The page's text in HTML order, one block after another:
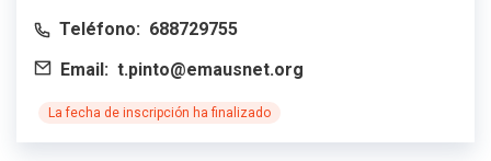
Teléfono: 688729755
Email: t.pinto@emausnet.org
La fecha de inscripción ha finalizado